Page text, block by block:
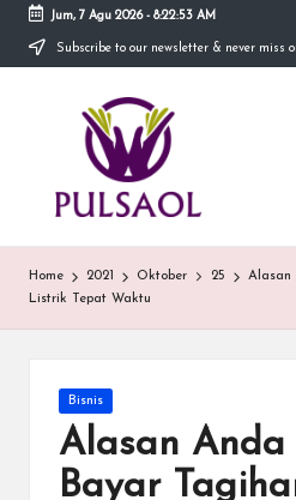
Skip
Jum, 7 Agu 2026- 8:22:54 AM
Subscribe to our newsletter & never miss
m
a
si
menyediakan
informasi
yang
Home 2021 Oktober 25
Alasan
Listrik Tepat Waktu
Posted
Bisnis
Alasan Anda
Bayar